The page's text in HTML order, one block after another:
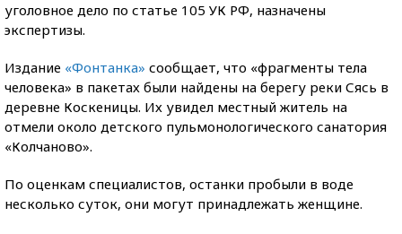
уголовное дело по статье 105 УК РФ, назначены
экспертизы.
Издание «Фонтанка» сообщает, что «фрагменты тела
человека» в пакетах были найдены на берегу реки Сясь в
деревне Коскеницы. Их увидел местный житель на
отмели около детского пульмонологического санатория
«Колчаново».
По оценкам специалистов, останки пробыли в воде
несколько суток, они могут принадлежать женщине.